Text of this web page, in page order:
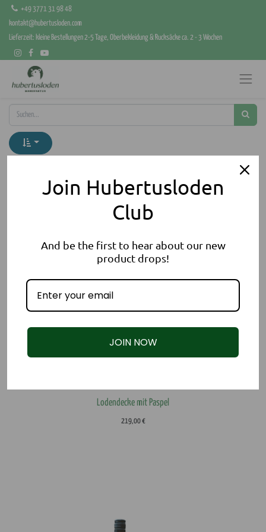
+49 3771 31 98 48
kontakt@hubertusloden.com
Lieferzeit: kleine Bestellungen 2-5 Tage, Oberbekleidung & Rucksäcke ca. 2 - 3 Wochen
Lodendecke mit Paspel
219,00€
Join Hubertusloden
Club
And be the first to hear about our new
product drops!
JOIN NOW